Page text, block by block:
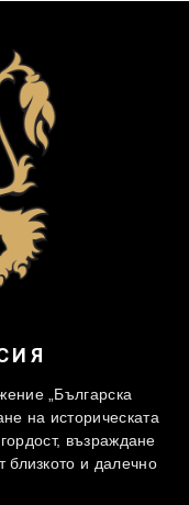
„Българска
на историческата
възраждане
близкото и далечно